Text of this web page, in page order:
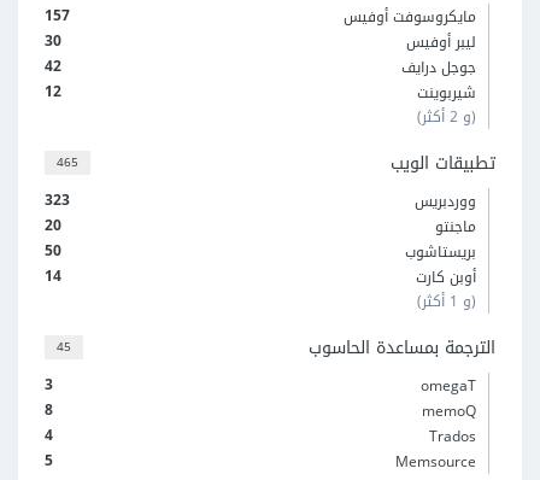
157
مايكروسوفت أوفيس
30
ليبر أوفيس
42
جوجل درايف
12
شيربوينت
(و 2 أكثر)
465 تطبيقات الويب
323
ووردبريس
20
ماجنتو
50
بريستاشوب
14
أوبن كارت
(و 1 أكثر)
45 الترجمة بمساعدة الحاسوب
3
omegaT
8
memoQ
4
Trados
5
Memsource